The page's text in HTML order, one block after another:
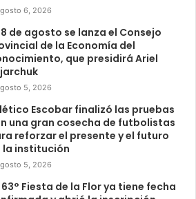
6, 2026
de agosto se lanza el Consejo
de la Economía del
que presidirá Ariel
5, 2026
Escobar finalizó las pruebas
una gran cosecha de futbolistas
reforzar el presente y el futuro
la institución
5, 2026
63° Fiesta de la Flor ya tiene fecha